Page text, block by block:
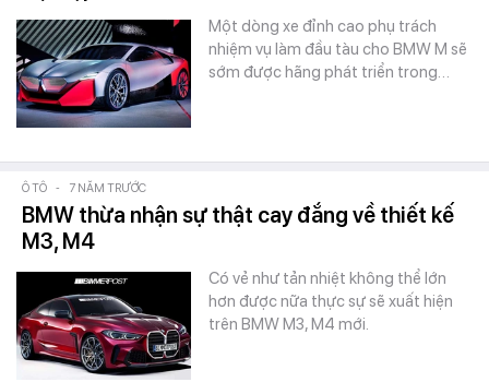
Một dòng xe đỉnh cao phụ trách
nhiệm vụ làm đầu tàu cho BMW M sẽ
sớm được hãng phát triển trong…
Ô TÔ - 7 NĂM TRƯỚC
BMW thừa nhận sự thật cay đắng về thiết kế
M3, M4
Có vẻ như tản nhiệt không thể lớn
hơn được nữa thực sự sẽ xuất hiện
trên BMW M3, M4 mới.